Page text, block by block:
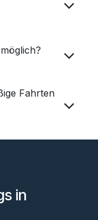
Fahrten
in